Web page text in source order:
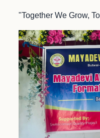
"Together We Grow,